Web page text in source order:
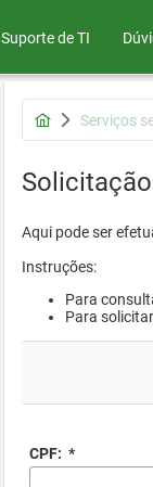
Suporte de TI
Serviços
Aqui pode ser
Instruções:
Para
Para
CPF: *